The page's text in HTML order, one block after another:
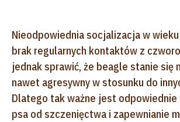
Nieodpowiednia socjalizacja w
brak regularnych kontaktów z
jednak sprawić, że beagle stanie się
nawet agresywny w stosunku do
Dlatego tak ważne jest odpowiednie
psa od szczenięctwa i zapewnianie